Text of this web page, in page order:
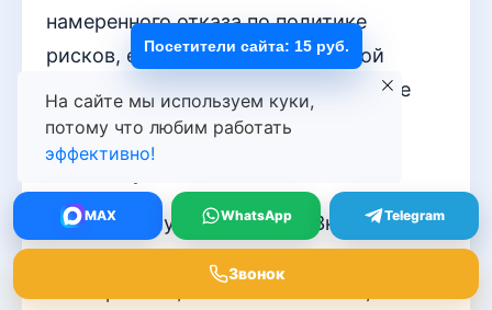
намеренного отказа по политике
рисков, если в логах только сухой
статус «отклонено», а менеджер уже
уволился?
Ох, какая глубокая мысль. Значит, если
клиент не принёс справку, которую мы
не запросили, а в системе её нет,
На сайте мы используем куки,
потому что любим работать
эффективно!
MAX WhatsApp Telegram
Звонок
Посетители сайта: 15 руб.